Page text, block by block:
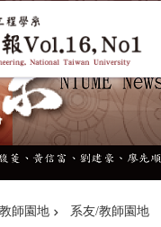
師園地 系友/教師園地